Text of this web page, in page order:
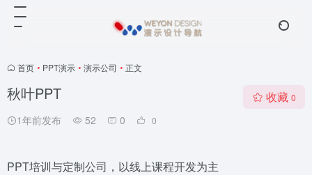
首页 • PPT演示 • 演示公司 • 正文
秋叶PPT
1年前发布 52 0 0
收藏 0
PPT培训与定制公司，以线上课程开发为主